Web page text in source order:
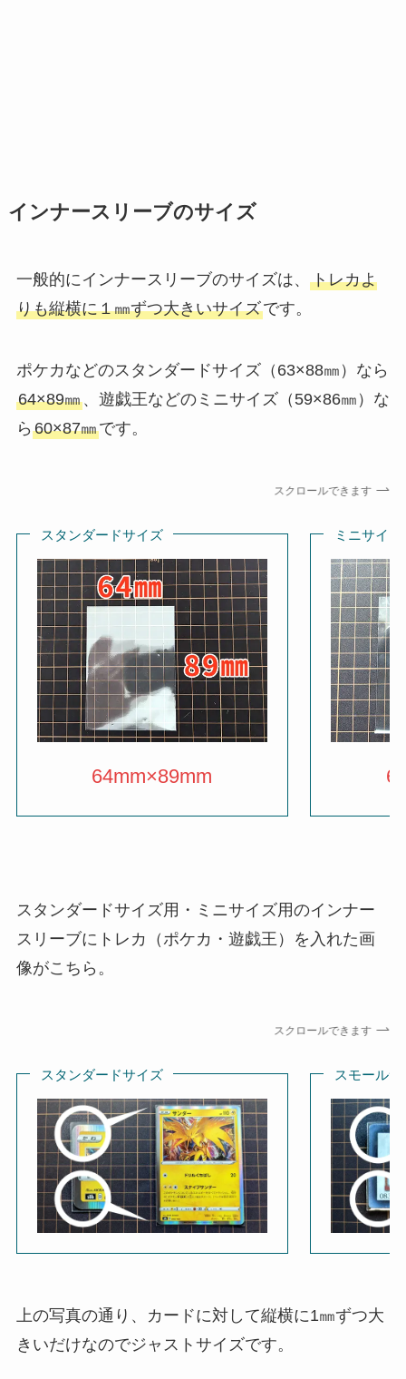
インナースリーブのサイズ
一般的にインナースリーブのサイズは、 トレカよ
りも縦横に１㎜ずつ大きいサイズです。
ポケカなどのスタンダードサイズ（63×88㎜）なら
64×89㎜、遊戯王などのミニサイズ（59×86㎜）な
ら 60×87㎜です。
スクロールできます
スタンダードサイズ
64mm×89mm
ミニサイズ
スタンダードサイズ用・ミニサイズ用のインナー
スリーブにトレカ（ポケカ・遊戯王）を入れた画
像がこちら。
スクロールできます
スタンダードサイズ スモールサ
上の写真の通り、カードに対して縦横に1㎜ずつ大
きいだけなのでジャストサイズです。